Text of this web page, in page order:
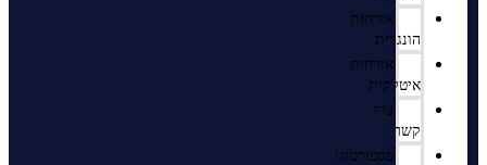
אזרחות
הונגרית
אזרחות
איטלקית
צרו
קשר
פספורטוגו